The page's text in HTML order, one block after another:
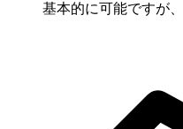
基本的に可能ですが